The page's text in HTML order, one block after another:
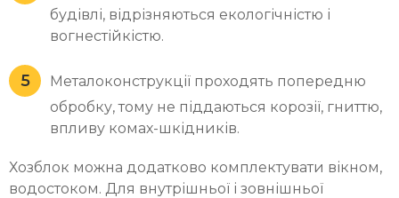
будівлі, відрізняються екологічністю і
вогнестійкістю.
Металоконструкції проходять попередню
обробку, тому не піддаються корозії, гниттю,
впливу комах-шкідників.
Хозблок можна додатково комплектувати вікном,
водостоком. Для внутрішньої і зовнішньої